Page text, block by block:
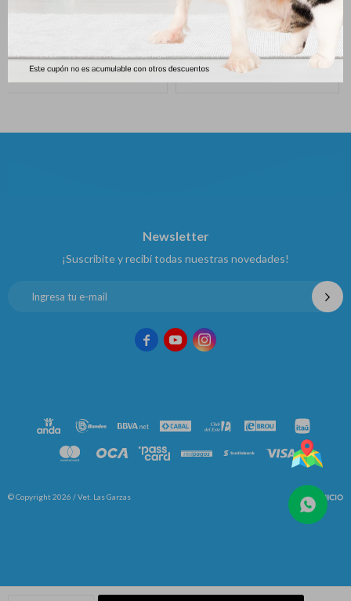
$184 $ 204
Pulgout Gatos 0.5 Ml Hasta 4
$ 214
Newsletter
¡Suscribite y recibí todas nuestras novedades!
  
© Copyright 2026 / Vet. Las Garzas